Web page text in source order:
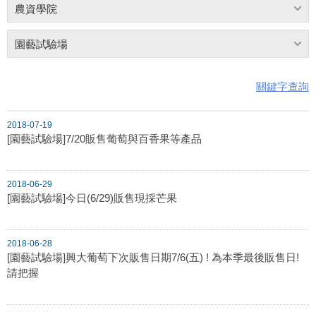
農資學院
園藝試驗場
關鍵字查詢
2018-07-19
[園藝試驗場]7/20販售葡萄與百香果等產品
2018-06-29
[園藝試驗場]今日(6/29)販售現採芒果
2018-06-28
[園藝試驗場]興大葡萄下次販售日期7/6(五) ! 為本季最後販售日!
請把握